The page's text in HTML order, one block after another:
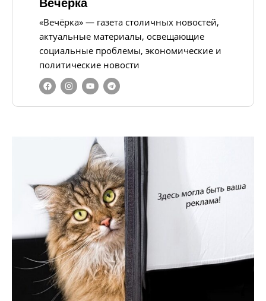
Вечерка
«Вечёрка» — газета столичных новостей,
актуальные материалы, освещающие
социальные проблемы, экономические и
политические новости